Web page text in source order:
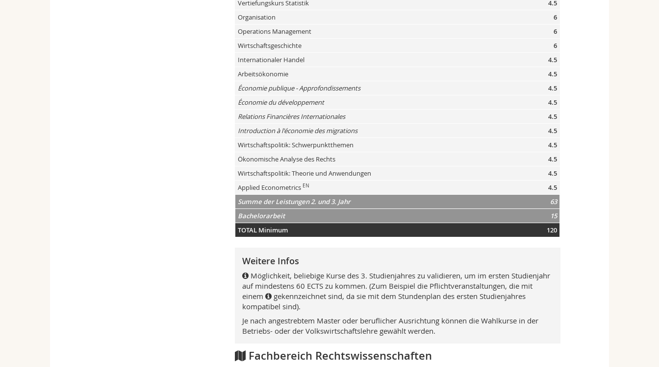
Vertiefungskurs Statistik
4.5
Organisation
6
Operations Management
6
Wirtschaftsgeschichte
6
Internationaler Handel
4.5
Arbeitsökonomie
4.5
Économie publique - Approfondissements
4.5
Économie du développement
4.5
Relations Financières Internationales
4.5
Introduction à l'économie des migrations
4.5
Wirtschaftspolitik: Schwerpunktthemen
4.5
Ökonomische Analyse des Rechts
4.5
Wirtschaftspolitik: Theorie und Anwendungen
4.5
Applied Econometrics EN
4.5
Summe der Leistungen 2. und 3. Jahr
63
Bachelorarbeit
15
TOTAL Minimum
120
Weitere Infos
Möglichkeit, beliebige Kurse des 3. Studienjahres zu validieren, um im ersten Studienjahr
auf mindestens 60 ECTS zu kommen. (Zum Beispiel die Pflichtveranstaltungen, die mit
einem
gekennzeichnet sind, da sie mit dem Stundenplan des ersten Studienjahres
kompatibel sind).
Je nach angestrebtem Master oder beruflicher Ausrichtung können die Wahlkurse in der
Betriebs- oder der Volkswirtschaftslehre gewählt werden.
Fachbereich Rechtswissenschaften